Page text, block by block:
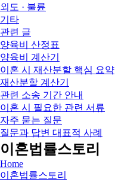
외도 · 불륜
기타
관련 글
양육비 산정표
양육비 계산기
이혼 시 재산분할 핵심 요약
재산분할 계산기
관련 소송 기간 안내
이혼 시 필요한 관련 서류
자주 묻는 질문
질문과 답변 대표적 사례
이혼법률스토리
Home
이혼법률스토리